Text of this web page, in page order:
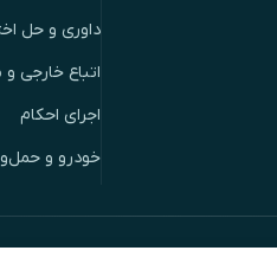
داوری و حل
اتباع خارجی
اجرای احکام
خودرو و